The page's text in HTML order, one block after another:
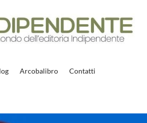
Arcobalibro Contatti